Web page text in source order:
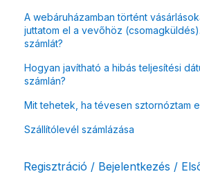
A webáruházamban történt
juttatom el a vevőhöz
számlát?
Hogyan javítható a hibás teljesítési
számlán?
Mit tehetek, ha tévesen sztornóztam
Szállítólevél számlázása
Regisztráció / Bejelentkezés /